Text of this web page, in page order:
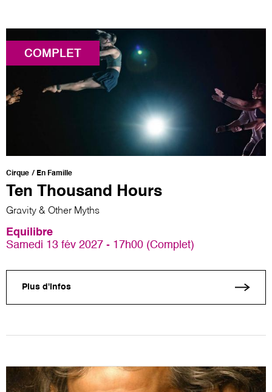
COMPLET
Cirque En Famille
Ten Thousand Hours
Gravity & Other Myths
Equilibre
Samedi 13 fév 2027 - 17h00 (Complet)
Plus d'infos